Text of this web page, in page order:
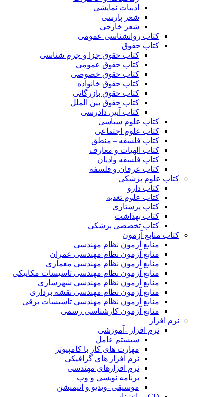
ادبیات نمایشی
شعر پارسی
شعر خارجی
کتاب روانشناسی عمومی
کتاب حقوق
کتاب حقوق جزا و جرم شناسی
کتاب حقوق عمومی
کتاب حقوق خصوصی
کتاب حقوق خانواده
کتاب حقوق بازرگانی
کتاب حقوق بین الملل
کتاب آیین دادرسی
کتاب علوم سیاسی
کتاب علوم اجتماعی
کتاب فلسفه – منطق
کتاب الهیات و معارف
کتاب فلسفه وادیان
کتاب عرفان و فلسفه
کتاب علوم پزشکی
کتاب دارو
کتاب علوم تغذیه
کتاب پرستاری
کتاب بهداشت
کتاب تخصصی پزشکی
کتاب منابع آزمون
منابع آزمون نظام مهندسی
منابع آزمون نظام مهندسی عمران
منابع آزمون نظام مهندسی معماری
منابع آزمون نظام مهندسی تاسیسات مکانیکی
منابع آزمون نظام مهندسی شهرسازی
منابع آزمون نظام مهندسی نقشه برداری
منابع آزمون نظام مهندسی تاسیسات برقی
منابع آزمون کارشناسی رسمی
نرم افزار
نرم افزار -آموزشی
سیستم عامل
مهارت های کار با کامپیوتر
نرم افزار های گرافیکی
نرم افزارهای مهندسی
برنامه نویسی و وب
موسیقی -ویدیو و انیمیشن